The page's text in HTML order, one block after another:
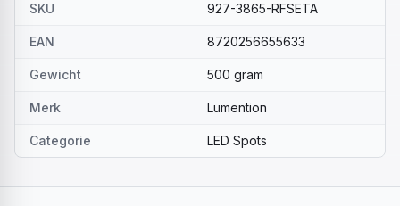
SKU 927-3865-RFSETA
EAN 8720256655633
Gewicht 500 gram
Merk Lumention
Categorie LED Spots